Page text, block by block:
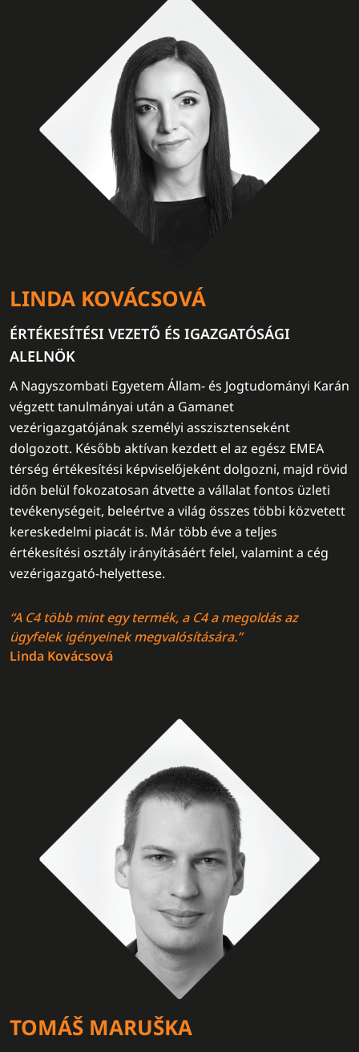
LINDA KOVÁCSOVÁ
ÉRTÉKESÍTÉSI VEZETŐ ÉS IGAZGATÓSÁGI
ALELNÖK
A Nagyszombati Egyetem Állam- és Jogtudományi Karán
végzett tanulmányai után a Gamanet
vezérigazgatójának személyi asszisztenseként
dolgozott. Később aktívan kezdett el az egész EMEA
térség értékesítési képviselőjeként dolgozni, majd rövid
időn belül fokozatosan átvette a vállalat fontos üzleti
tevékenységeit, beleértve a világ összes többi közvetett
kereskedelmi piacát is. Már több éve a teljes
értékesítési osztály irányításáért felel, valamint a cég
vezérigazgató-helyettese.
“A C4 több mint egy termék, a C4 a megoldás az
ügyfelek igényeinek megvalósítására.”
Linda Kovácsová
TOMÁŠ MARUŠKA